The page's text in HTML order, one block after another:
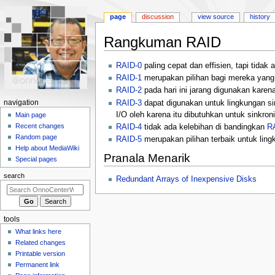
Rangkuman RAID
Jump
to
navigation
Jump
to
search
RAID-0paling cepat dan effisien, tapi tidak
RAID-1merupakan pilihan bagi mereka
RAID-2pada hari ini jarang digunakan
RAID-3dapat digunakan untuk lingkungan
I/O oleh karena itu dibutuhkan untuk
RAID-4tidak ada kelebihan di bandingkan
RAID-5merupakan pilihan terbaik untuk
Pranala Menarik
Redundant Arrays of Inexpensive Disks
N
a
o
n
m
page discussion view source history
navigation
Main page
Recent changes
Random page
Help about MediaWiki
Special pages
search
tools
What links here
Related changes
Printable version
Permanent link